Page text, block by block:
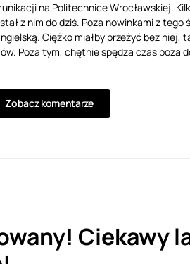
na Politechnice Wrocławskiej.
z nim do dziś. Poza nowinkami z
Ciężko miałby przeżyć bez niej,
Poza tym, chętnie spędza czas poza
Zobacz komentarze
Ciekawy